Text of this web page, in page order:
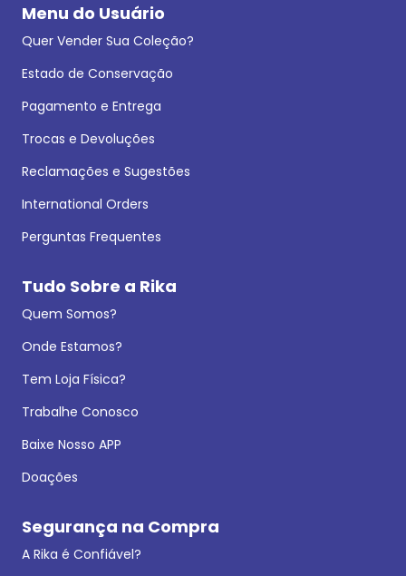
Menu do Usuário
Quer Vender Sua Coleção?
Estado de Conservação
Pagamento e Entrega
Trocas e Devoluções
Reclamações e Sugestões
International Orders
Perguntas Frequentes
Tudo Sobre a Rika
Quem Somos?
Onde Estamos?
Tem Loja Física?
Trabalhe Conosco
Baixe Nosso APP
Doações
Segurança na Compra
A Rika é Confiável?